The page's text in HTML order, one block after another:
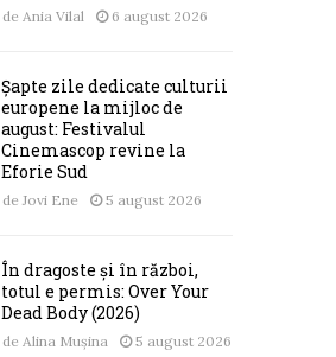
de Ania Vilal 6 august 2026
Șapte zile dedicate culturii
europene la mijloc de
august: Festivalul
Cinemascop revine la
Eforie Sud
de Jovi Ene 5 august 2026
În dragoste și în război,
totul e permis: Over Your
Dead Body (2026)
de Alina Mușina 5 august 2026